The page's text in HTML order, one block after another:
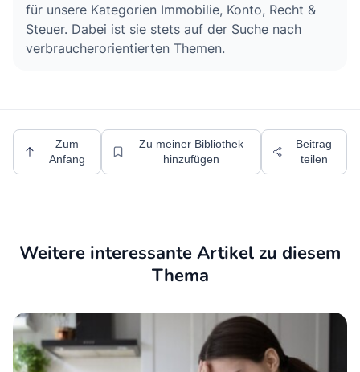
für unsere Kategorien Immobilie, Konto, Recht &
Steuer. Dabei ist sie stets auf der Suche nach
verbraucherorientierten Themen.
Zum
Anfang
Zu meiner Bibliothek
hinzufügen
Beitrag
teilen
Weitere interessante Artikel zu diesem
Thema